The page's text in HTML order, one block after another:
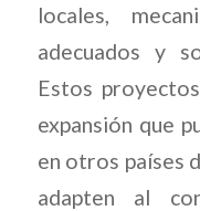
locales,
adecuados y
Estos
expansión que
en otros países
adapten al